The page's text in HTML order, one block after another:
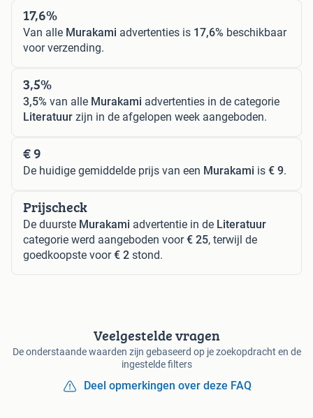
17,6%
Van alle Murakami advertenties is 17,6% beschikbaar
voor verzending.
3,5%
3,5% van alle Murakami advertenties in de categorie
Literatuur zijn in de afgelopen week aangeboden.
€ 9
De huidige gemiddelde prijs van een Murakami is € 9.
Prijscheck
De duurste Murakami advertentie in de Literatuur
categorie werd aangeboden voor€ 25, terwijl de
goedkoopste voor€ 2 stond.
Veelgestelde vragen
De onderstaande waarden zijn gebaseerd op je zoekopdracht en de
ingestelde filters
Deel opmerkingen over deze FAQ